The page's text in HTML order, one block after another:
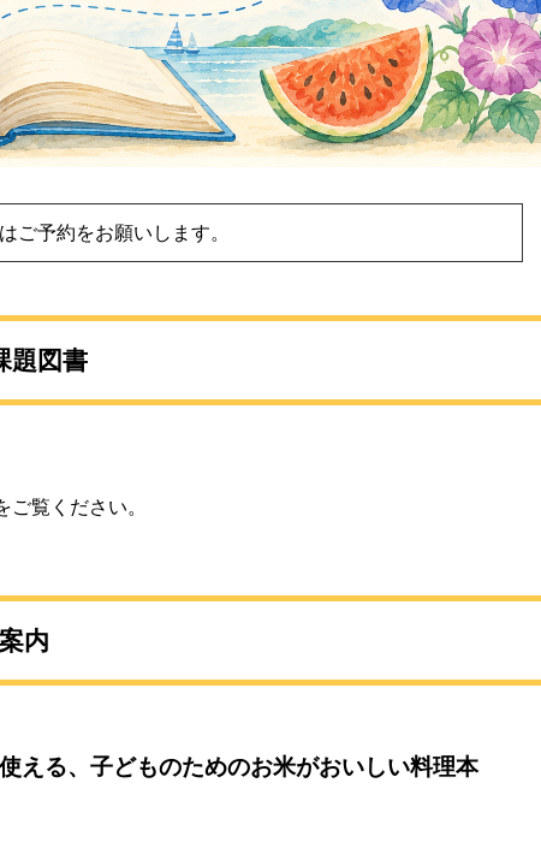
ご予約をお願いします。
題図書
ご覧ください。
内
る、子どものためのお米がおいしい料理本